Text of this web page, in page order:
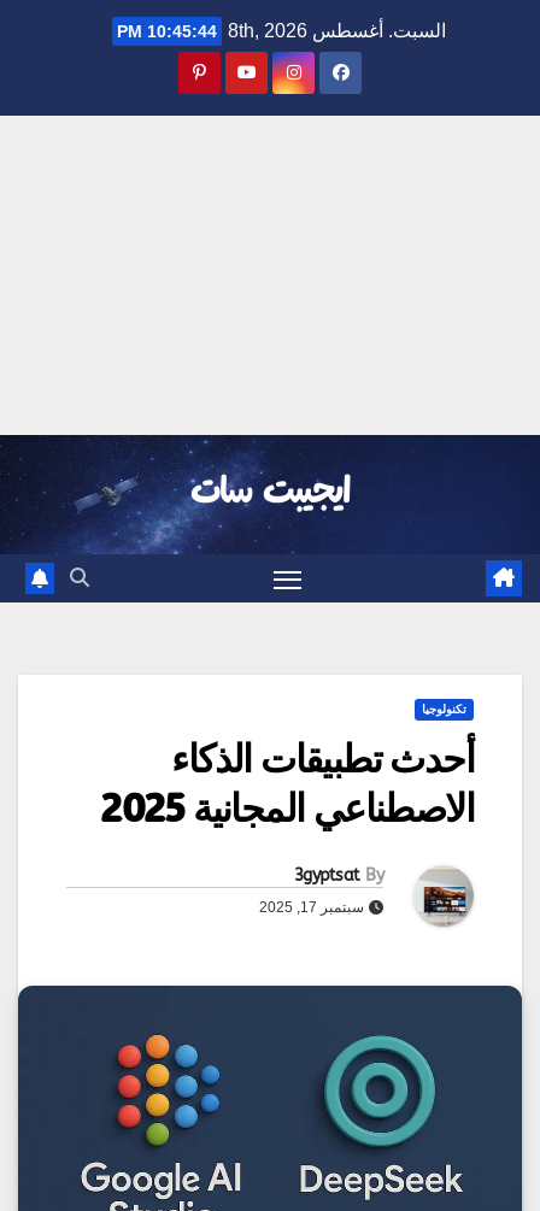
السبت. أغسطس 8th, 2026 10:45:45 PM
ايجيبت سات
تكنولوجيا
أحدث تطبيقات الذكاء
الاصطناعي المجانية 2025
By
3gyptsat
سبتمبر 17, 2025